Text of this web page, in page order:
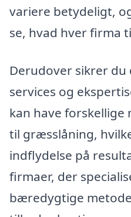
variere betydeligt,
se, hvad hver firma
Derudover sikrer du
services og
kan have
til græsslåning,
indflydelse på
firmaer, der
bæredygtige